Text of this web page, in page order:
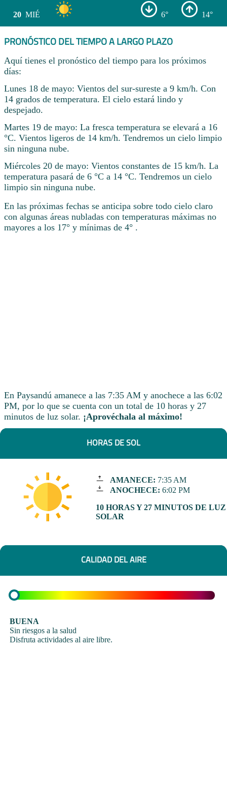
20 MIÉ 6° 14°
PRONÓSTICO DEL TIEMPO A LARGO PLAZO
Aquí tienes el pronóstico del tiempo para los próximos
días:
Lunes 18 de mayo: Vientos del sur-sureste a 9 km/h. Con
14 grados de temperatura. El cielo estará lindo y
despejado.
Martes 19 de mayo: La fresca temperatura se elevará a 16
°C. Vientos ligeros de 14 km/h. Tendremos un cielo limpio
sin ninguna nube.
Miércoles 20 de mayo: Vientos constantes de 15 km/h. La
temperatura pasará de 6 °C a 14 °C. Tendremos un cielo
limpio sin ninguna nube.
En las próximas fechas se anticipa sobre todo cielo claro
con algunas áreas nubladas con temperaturas máximas no
mayores a los 17° y mínimas de 4° .
En Paysandú amanece a las 7:35 AM y anochece a las 6:02
PM, por lo que se cuenta con un total de 10 horas y 27
minutos de luz solar. ¡Aprovéchala al máximo!
HORAS DE SOL
AMANECE: 7:35 AM
ANOCHECE: 6:02 PM
10 HORAS Y 27 MINUTOS DE LUZ
SOLAR
CALIDAD DEL AIRE
BUENA
Sin riesgos a la salud
Disfruta actividades al aire libre.